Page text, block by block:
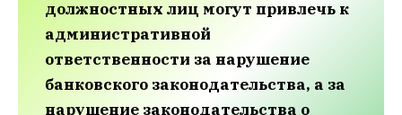
должностных лиц могут привлечь к
административной
ответственности за нарушение
банковского законодательства, а за
нарушение законодательства о